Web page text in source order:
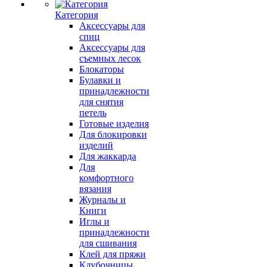
Категория
Аксессуары для
спиц
Аксессуары для
съемных лесок
Блокаторы
Булавки и
принадлежности
для снятия
петель
Готовые изделия
Для блокировки
изделий
Для жаккарда
Для
комфортного
вязания
Журналы и
Книги
Иглы и
принадлежности
для сшивания
Клей для пряжи
Клубочницы